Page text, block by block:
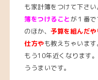
も家計簿をつけて下さい
簿をつけることが１番
のほか、 予算を組んだ
仕方やも教えちゃいま
もう10年近くなります
ううまいです。